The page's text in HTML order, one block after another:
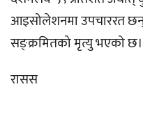
आइसोलेशनमा उपचाररत
सङ्क्रमितको मृत्यु भएको छ।
रासस